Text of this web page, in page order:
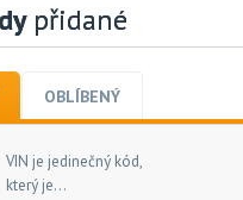
přidané
OBLÍBENÝ
VIN je jedinečný kód,
který je...